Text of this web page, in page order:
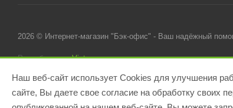
2026 © Интернет-магазин "Бэк-офис" - Ваш надёжный
Разработано вVictory
Наш веб-сайт использует Cookies для улучшения
сайте, Вы даете свое согласие на обработку своих